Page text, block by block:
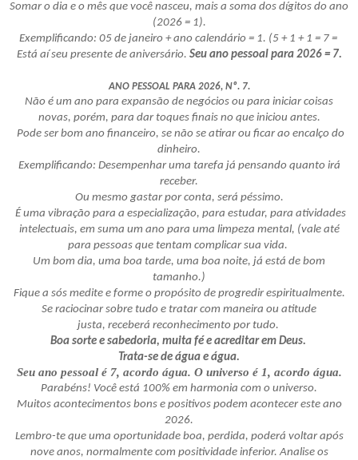
Somar o dia e o mês que você nasceu, mais a soma dos dígitos do ano
(2026 = 1).
Exemplificando: 05 de janeiro + ano calendário = 1. (5 + 1 + 1 = 7 =
Está aí seu presente de aniversário. Seu ano pessoal para 2026 = 7.
ANO PESSOAL PARA 2026, Nº. 7.
Não é um ano para expansão de negócios ou para iniciar coisas
novas, porém, para dar toques finais no que iniciou antes.
Pode ser bom ano financeiro, se não se atirar ou ficar ao encalço do
dinheiro.
Exemplificando: Desempenhar uma tarefa já pensando quanto irá
receber.
Ou mesmo gastar por conta, será péssimo.
É uma vibração para a especialização, para estudar, para atividades
intelectuais, em suma um ano para uma limpeza mental, (vale até
para pessoas que tentam complicar sua vida.
Um bom dia, uma boa tarde, uma boa noite, já está de bom
tamanho.)
Fique a sós medite e forme o propósito de progredir espiritualmente.
Se raciocinar sobre tudo e tratar com maneira ou atitude
justa, receberá reconhecimento por tudo.
Boa sorte e sabedoria, muita fé e acreditar em Deus.
Trata-se de água e água.
Seu ano pessoal é 7, acordo água. O universo é 1, acordo água.
Parabéns! Você está 100% em harmonia com o universo.
Muitos acontecimentos bons e positivos podem acontecer este ano
2026.
Lembro-te que uma oportunidade boa, perdida, poderá voltar após
nove anos, normalmente com positividade inferior. Analise os